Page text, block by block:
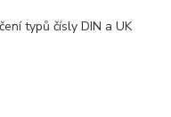
typů čísly DIN a UK